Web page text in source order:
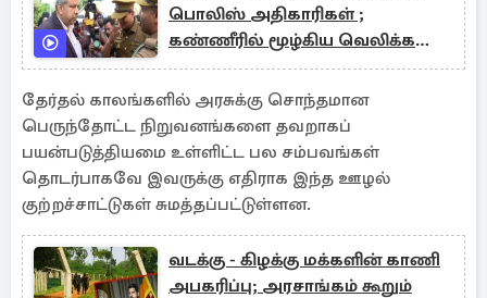
பொலிஸ் அதிகாரிகள் ;
கண்ணீரில் மூழ்கிய வெலிக்கடை
சிறைச்சாலை
தேர்தல் காலங்களில் அரசுக்கு சொந்தமான
பெருந்தோட்ட நிறுவனங்களை தவறாகப்
பயன்படுத்தியமை உள்ளிட்ட பல சம்பவங்கள்
தொடர்பாகவே இவருக்கு எதிராக இந்த ஊழல்
குற்றச்சாட்டுகள் சுமத்தப்பட்டுள்ளன.
வடக்கு - கிழக்கு மக்களின் காணி
அபகரிப்பு; அரசாங்கம் கூறும்